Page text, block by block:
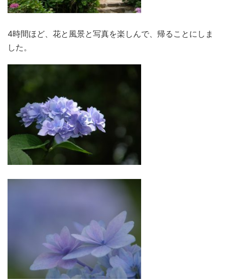
4時間ほど、花と風景と写真を楽しんで、帰ることにしま
した。